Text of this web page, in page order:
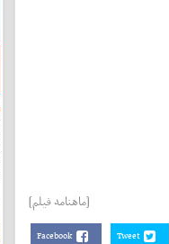
[ماهنامه فیلم]
Facebook Tweet